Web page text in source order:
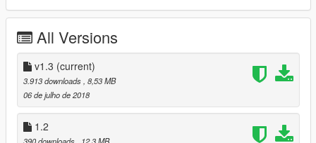
All Versions
v1.3 (current)
3.913 downloads , 8,53 MB
06 de julho de 2018
1.2
390 downloads
, 12,3 MB